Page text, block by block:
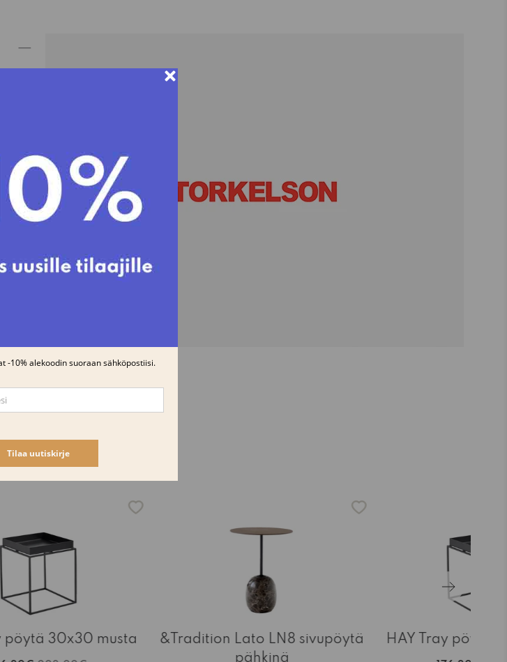
tuotteita
pöytä 30x30 musta
&Tradition Lato LN8 sivupöytä
pähkinä
HAY Tray pöytä